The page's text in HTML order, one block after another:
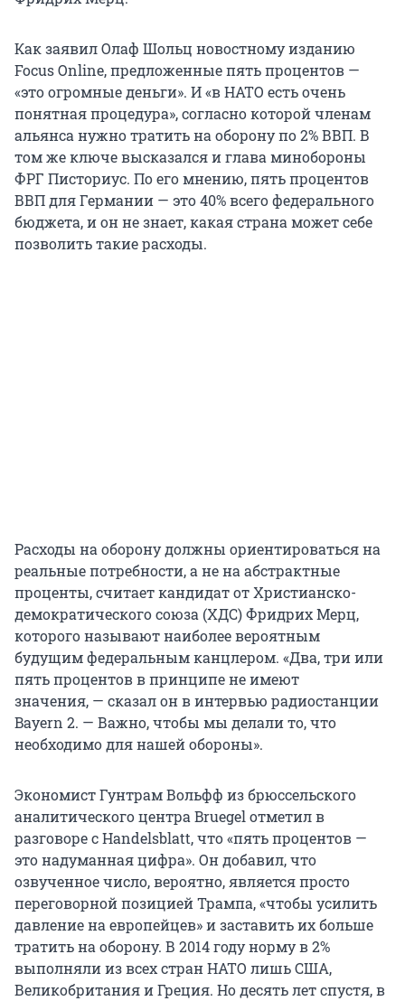
Как заявил Олаф Шольц новостному изданию
Focus Online, предложенные пять процентов —
«это огромные деньги». И «в НАТО есть очень
понятная процедура», согласно которой членам
альянса нужно тратить на оборону по 2% ВВП. В
том же ключе высказался и глава минобороны
ФРГ Писториус. По его мнению, пять процентов
ВВП для Германии — это 40% всего федерального
бюджета, и он не знает, какая страна может себе
позволить такие расходы.
Расходы на оборону должны ориентироваться на
реальные потребности, а не на абстрактные
проценты, считает кандидат от Христианско-
демократического союза (ХДС) Фридрих Мерц,
которого называют наиболее вероятным
будущим федеральным канцлером. «Два, три или
пять процентов в принципе не имеют
значения, — сказал он в интервью радиостанции
Bayern 2. — Важно, чтобы мы делали то, что
необходимо для нашей обороны».
Экономист Гунтрам Вольфф из брюссельского
аналитического центра Bruegel отметил в
разговоре с Handelsblatt, что «пять процентов —
это надуманная цифра». Он добавил, что
озвученное число, вероятно, является просто
переговорной позицией Трампа, «чтобы усилить
давление на европейцев» и заставить их больше
тратить на оборону. В 2014 году норму в 2%
выполняли из всех стран НАТО лишь США,
Великобритания и Греция. Но десять лет спустя, в